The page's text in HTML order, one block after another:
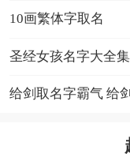
10画繁体字取名
圣经女孩名字大全集
给剑取名字霸气 给